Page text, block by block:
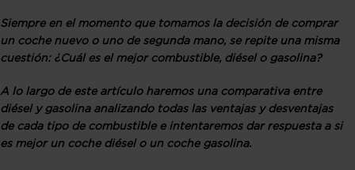
Siempre en el momento que tomamos la decisión de comprar
un coche nuevo o uno de segunda mano, se repite una misma
cuestión: ¿Cuál es el mejor combustible, diésel o gasolina?
A lo largo de este artículo haremos una comparativa entre
diésel y gasolina analizando todas las ventajas y desventajas
de cada tipo de combustible e intentaremos dar respuesta a si
es mejor un coche diésel o un coche gasolina.